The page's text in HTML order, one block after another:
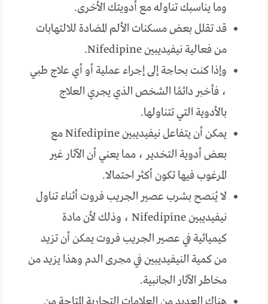
وما يناسبك تناوله مع أدويتك الأخرى.
قد تقلل بعض مسكنات الألم المضادة للالتهابات
من فعالية نيفيديبين Nifedipine.
وإذا كنت بحاجة إلى إجراء عملية أو أي علاج طبي
، فأخبر دائمًا الشخص الذي يجري العلاج
بالأدوية التي تتناولها.
يمكن أن يتفاعل نيفيديبين Nifedipine مع
بعض أدوية التخدير ، مما يعني أن الآثار غير
المرغوب فيها تكون أكثر احتمالا.
لا يُنصح بشرب عصير الجريب فروت أثناء تناول
نيفيديبين Nifedipine ، وذلك لأن مادة
كيميائية في عصير الجريب فروت يمكن أن تزيد
من كمية النيفيديبين في مجرى الدم وهذا يزيد من
مخاطر الآثار الجانبية.